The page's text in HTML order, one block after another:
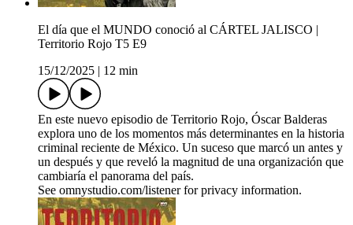
El día que el MUNDO conoció al CÁRTEL JALISCO |
Territorio Rojo T5 E9
15/12/2025
12 min
En este nuevo episodio de Territorio Rojo, Óscar Balderas
explora uno de los momentos más determinantes en la historia
criminal reciente de México. Un suceso que marcó un antes y
un después y que reveló la magnitud de una organización que
cambiaría el panorama del país.
See omnystudio.com/listener for privacy information.